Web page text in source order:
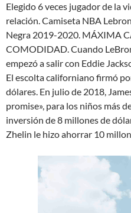
Elegido 6 veces jugador de la
relación. Camiseta NBA
Negra 2019-2020. MÁXIMA
COMODIDAD. Cuando
empezó a salir con Eddie
El escolta californiano firmó
dólares. En julio de 2018,
promise», para los niños más
inversión de 8 millones de
Zhelin le hizo ahorrar 10